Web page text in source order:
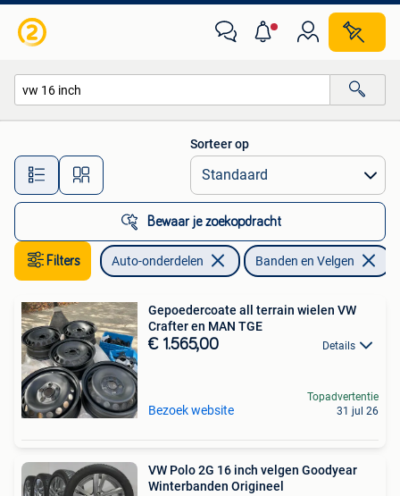
Alle afstanden…
Sorteer op
Bewaar je zoekopdracht
Filters Auto-onderdelen Banden en Velgen
Gepoedercoate all terrain wielen VW
Crafter en MAN TGE
€ 1.565,00 Details
Bezoek website
Topadvertentie
31 jul 26
VW Polo 2G 16 inch velgen Goodyear
Winterbanden Origineel